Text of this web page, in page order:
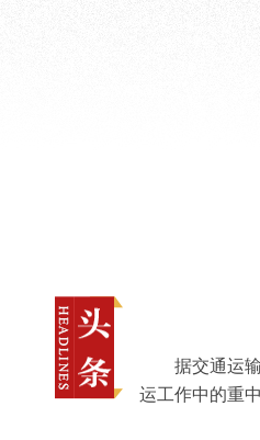
据交通运
运工作中的重